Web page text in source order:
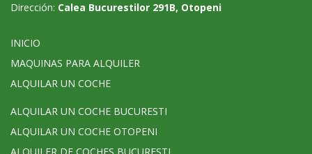
Dirección: Calea Bucurestilor 291B, Otopeni
INICIO
MAQUINAS PARA ALQUILER
ALQUILAR UN COCHE
ALQUILAR UN COCHE BUCURESTI
ALQUILAR UN COCHE OTOPENI